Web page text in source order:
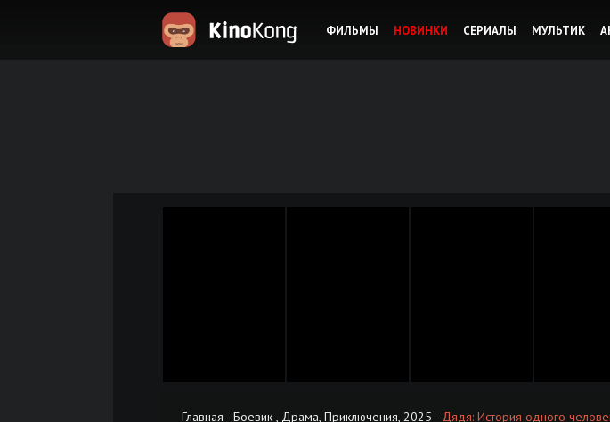
ФИЛЬМЫ НОВИНКИ СЕРИАЛЫ МУЛЬТИК
Главная - Боевик , Драма, Приключения, 2025 - Дядя: История одного